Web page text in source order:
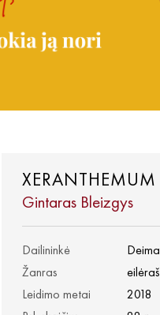
XERANTHEMUM
Gintaras Bleizgys
Dailininkė
Žanras
Leidimo metai
2018